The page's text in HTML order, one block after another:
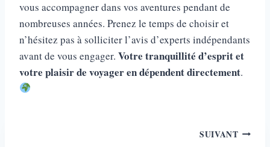
vous accompagner dans vos aventures pendant de
nombreuses années. Prenez le temps de choisir et
n’hésitez pas à solliciter l’avis d’experts indépendants
avant de vous engager. Votre tranquillité d’esprit et
votre plaisir de voyager en dépendent directement.
SUIVANT